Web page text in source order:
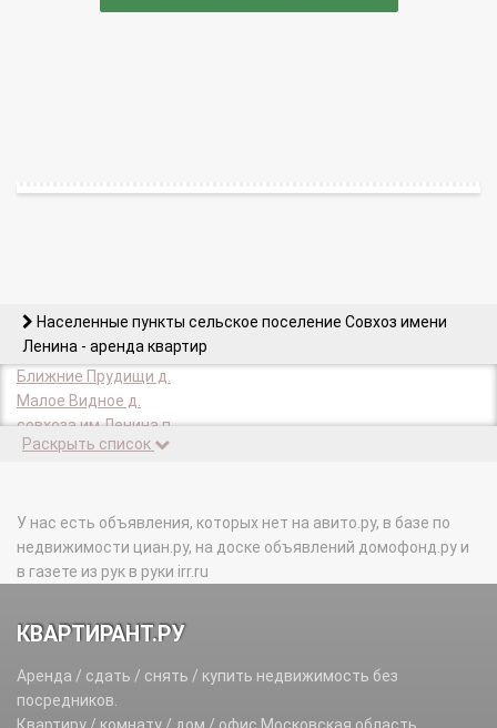
Населенные пункты сельское поселение Совхоз имени
Ленина - аренда квартир
Ближние Прудищи д.
Малое Видное д.
совхоза им Ленина п.
Раскрыть список
У нас есть объявления, которых нет на авито.ру, в базе по
недвижимости циан.ру, на доске объявлений домофонд.ру и
в газете из рук в руки irr.ru
КВАРТИРАНТ.РУ
Аренда / сдать / снять / купить недвижимость без
посредников.